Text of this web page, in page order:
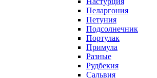
Пеларгония
Петуния
Подсолнечник
Портулак
Примула
Разные
Рудбекия
Сальвия